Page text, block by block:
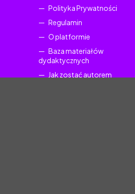
Polityka Prywatności
Regulamin
O platformie
Baza materiałów
dydaktycznych
Jak zostać autorem